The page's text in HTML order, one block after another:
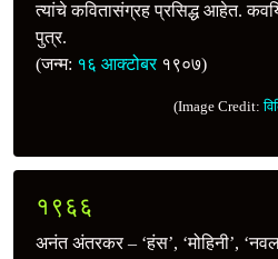
त्यांचे कवितासंग्रह प्रसिद्ध आहेत.
पुत्र.
(जन्म: १६ आक्टोबर१९०७)
(Image Credit:
१९६६
अनंत अंतरकर – ‘हंस’, ‘मोहिनी’,